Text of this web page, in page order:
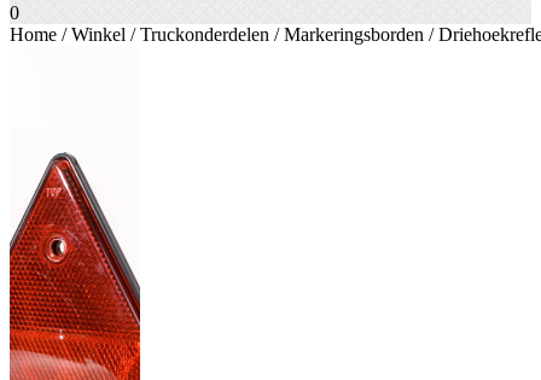
0
Home /Winkel /Truckonderdelen /Markeringsborden /